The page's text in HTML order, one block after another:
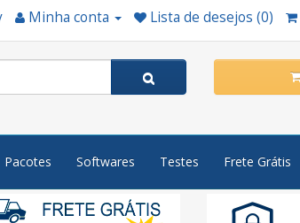
Minha conta Lista de desejos (0)
Pacotes Softwares Testes Frete Grátis